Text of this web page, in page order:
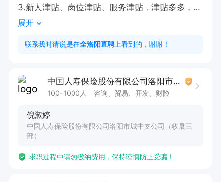
3.新人津贴、岗位津贴、服务津贴，津贴多多，福
利多多。
公司全额缴纳意外，养老，医疗险，保障全面。
展开
联系我时请说是在全洛阳直聘 上看到的，谢谢！
中国人寿保险股份有限公司洛阳市城中支公司（收展三部）
100-1000人 咨询、贸易、开发、财险
倪淑婷
中国人寿保险股份有限公司洛阳市城中支公司（收展三
部）
求职过程中请勿缴纳费用，保持谨慎防止受骗！